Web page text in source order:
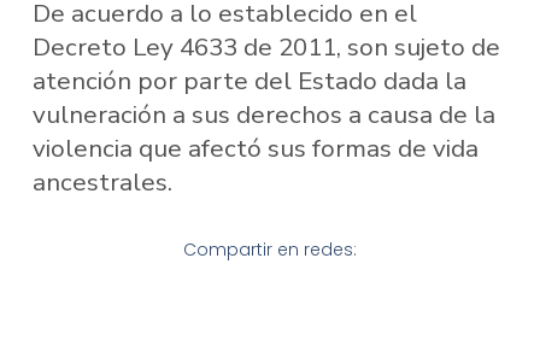
De acuerdo a lo establecido en el
Decreto Ley 4633 de 2011, son sujeto de
atención por parte del Estado dada la
vulneración a sus derechos a causa de la
violencia que afectó sus formas de vida
ancestrales.
Compartir en redes: